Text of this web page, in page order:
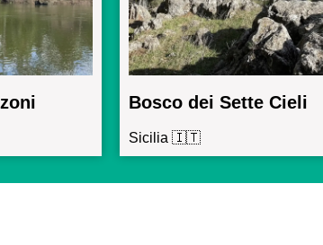
Bosco dei Sette Cieli
Sicilia 🇮🇹